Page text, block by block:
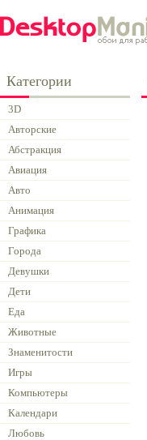
Категории
3D
Авторские
Абстракция
Авиация
Авто
Анимация
Графика
Города
Девушки
Дети
Еда
Животные
Знаменитости
Игры
Компьютеры
Календари
Любовь